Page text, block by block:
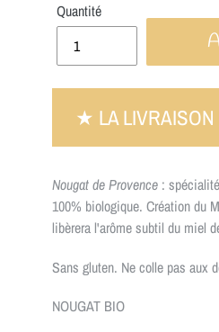
Quantité
★ LA
Nougat de Provence :
100% biologique. Création du
libèrera l'arôme subtil du miel
Sans gluten. Ne colle pas aux
NOUGAT BIO